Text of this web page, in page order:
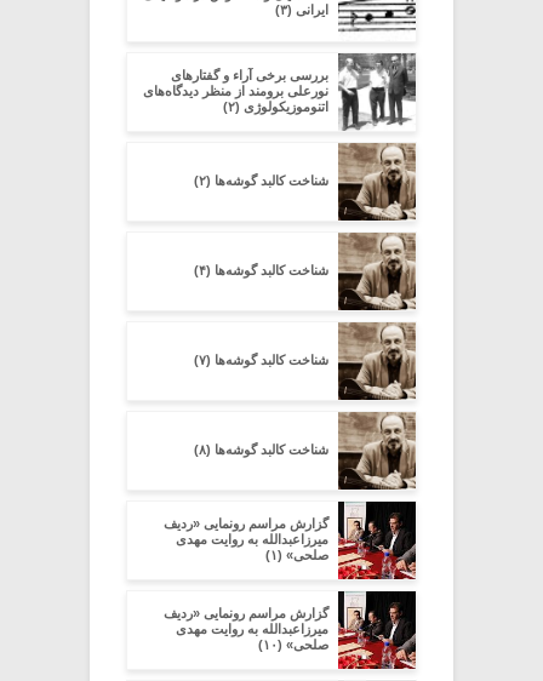
ایرانی (۳)
بررسی برخی آراء و گفتارهای
نورعلی برومند از منظر دیدگاه‌های
اتنوموزیکولوژی (۲)
شناخت کالبد گوشه‌ها (۲)
شناخت کالبد گوشه‌ها (۴)
شناخت کالبد گوشه‌ها (۷)
شناخت کالبد گوشه‌ها (۸)
گزارش مراسم رونمایی «ردیف
میرزاعبدالله به روایت مهدی
صلحی» (۱)
گزارش مراسم رونمایی «ردیف
میرزاعبدالله به روایت مهدی
صلحی» (۱۰)